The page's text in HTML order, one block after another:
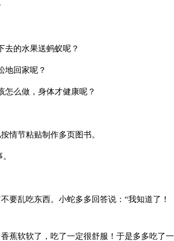
去的水果送蚂蚁呢？
地回家呢？
怎么做，身体才健康呢？
情节粘贴制作多页图书。
要乱吃东西。小蛇多多回答说：“我知道了！
蕉软软了，吃了一定很舒服！于是多多吃了一